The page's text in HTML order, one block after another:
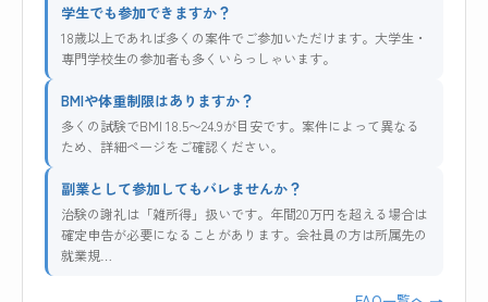
学生でも参加できますか？
18歳以上であれば多くの案件でご参加いただけます。大学生・
専門学校生の参加者も多くいらっしゃいます。
BMIや体重制限はありますか？
多くの試験でBMI 18.5〜24.9が目安です。案件によって異なる
ため、詳細ページをご確認ください。
副業として参加してもバレませんか？
治験の謝礼は「雑所得」扱いです。年間20万円を超える場合は
確定申告が必要になることがあります。会社員の方は所属先の
就業規…